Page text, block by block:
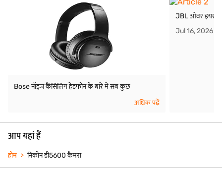
Bose नॉइज़ कैंसिलिंग हेडफोन के बारे में सब कुछ
अधिक पढ़ें
JBL ओवर इयर
Jul 16, 2026
आप यहां हैं
होम निकोन डी5600 कैमरा